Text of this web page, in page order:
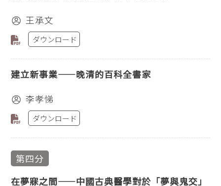
王承文
ダウンロード
建立新事業——晚清的百科全書家
李孝悌
ダウンロード
第四分
在夢寐之間——中國古典醫學對於「夢與鬼交」